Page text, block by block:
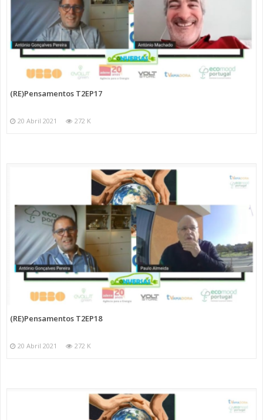
(RE)Pensamentos T2EP17
20 Abril 2021 272 K
(RE)Pensamentos T2EP18
20 Abril 2021 272 K